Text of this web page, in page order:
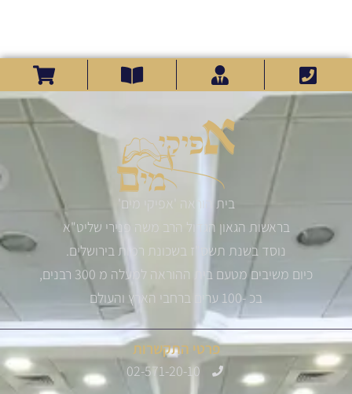
בית הוראה 'אפיקי מים'
בראשות הגאון הגדול הרב משה פנירי שליט"א
נוסד בשנת תשס"ז בשכונת רמות בירושלים.
כיום משיבים מטעם בית ההוראה למעלה מ 300 רבנים,
בכ -100 ערים ברחבי הארץ והעולם
פרטי התקשרות
02-571-20-10